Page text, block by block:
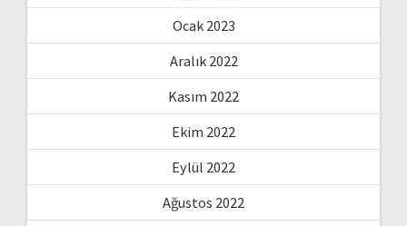
Ocak 2023
Aralık 2022
Kasım 2022
Ekim 2022
Eylül 2022
Ağustos 2022